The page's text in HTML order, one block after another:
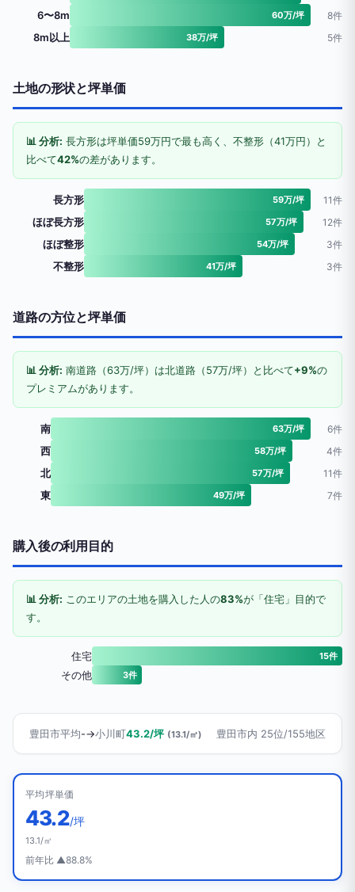
6〜8m 60万/坪 8件
8m以上 38万/坪 5件
土地の形状と坪単価
📊 分析: 長方形は坪単価59万円で最も高く、不整形（41万円）と
比べて42%の差があります。
長方形 59万/坪 11件
ほぼ長方形 57万/坪 12件
ほぼ整形 54万/坪 3件
不整形 41万/坪 3件
道路の方位と坪単価
📊 分析: 南道路（63万/坪）は北道路（57万/坪）と比べて+9%の
プレミアムがあります。
南 63万/坪 6件
西 58万/坪 4件
北 57万/坪 11件
東 49万/坪 7件
購入後の利用目的
📊 分析: このエリアの土地を購入した人の83%が「住宅」目的で
す。
住宅 15件
その他 3件
豊田市平均-→小川町43.2/坪 (13.1/㎡) 豊田市内 25位/155地区
平均坪単価
43.2/坪
13.1/㎡
前年比 ▲88.8%